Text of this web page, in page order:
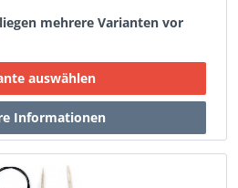
mehrere Varianten vor